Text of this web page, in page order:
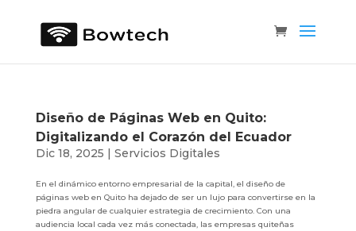
Diseño de Páginas Web en Quito:
Digitalizando el Corazón del Ecuador
Dic 18, 2025 | Servicios Digitales
En el dinámico entorno empresarial de la capital, el diseño de
páginas web en Quito ha dejado de ser un lujo para convertirse en la
piedra angular de cualquier estrategia de crecimiento. Con una
audiencia local cada vez más conectada, las empresas quiteñas